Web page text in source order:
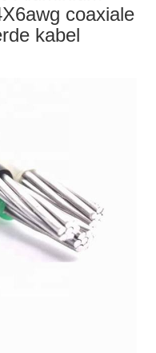
n
coaxiale
kabel